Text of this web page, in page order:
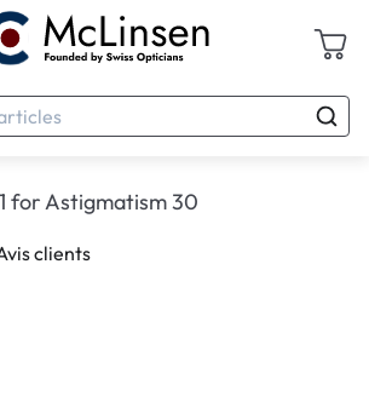
for Astigmatism 30
clients